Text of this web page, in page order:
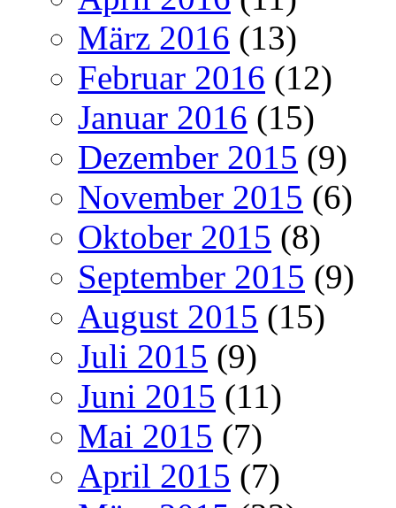
März 2016 (13)
Februar 2016 (12)
Januar 2016 (15)
Dezember 2015 (9)
November 2015 (6)
Oktober 2015 (8)
September 2015 (9)
August 2015 (15)
Juli 2015 (9)
Juni 2015 (11)
Mai 2015 (7)
April 2015 (7)